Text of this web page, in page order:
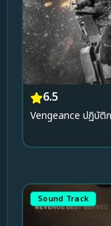
6.5
Vengeance ปฏิบัติ
Sound Track